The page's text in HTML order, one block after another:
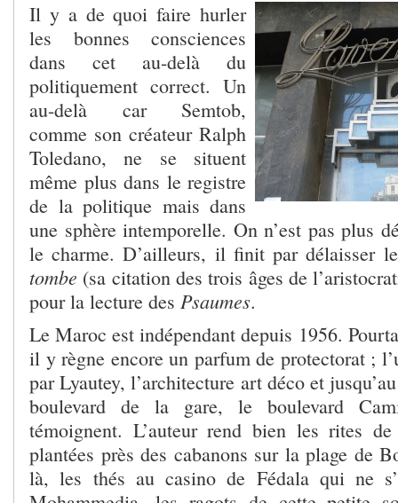
Il y a de quoi faire hurler
les bonnes consciences
dans cet au-delà du
politiquement correct. Un
au-delà car Semtob,
comme son créateur Ralph
Toledano, ne se situent
même plus dans le registre
de la politique mais dans
une sphère intemporelle. On n’est pas plus
le charme. D’ailleurs, il finit par délaisser
tombe (sa citation des trois âges de
pour la lecture des Psaumes.
Le Maroc est indépendant depuis 1956.
il y règne encore un parfum de protectorat ;
par Lyautey, l’architecture art déco et
boulevard de la gare, le boulevard
témoignent. L’auteur rend bien les rites
plantées près des cabanons sur la plage de
là, les thés au casino de Fédala qui ne